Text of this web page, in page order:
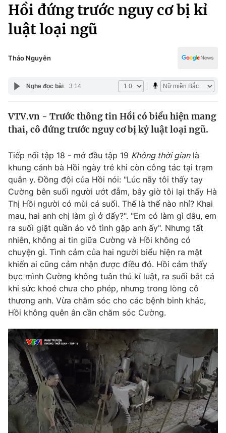
Chính trị
Xã hội
Pháp luật
Y tế
Thế giới
Thế giới đó đây
Câu chuyện quốc tế
Kinh tế
Tài chính
Thị trường
Góc doanh nghiệp
Dữ liệu và đời sống
Truyền hình
Phim VTV
Hậu trường
Nhân vật
Khán giả
Giải sao mai
Giải trí
Điện ảnh
Âm nhạc
Sao
Đời sống
Du lịch
Làm đẹp
Chất lượng cuộc sống
Giáo dục
Tuyển sinh
Học trực tuyến
Hitech Công nghệ tương lai
Sản phẩm
Thị trường
Tư vấn
Giao lưu trực tuyến
Lịch phát sóng
Chuyên mục khác
Truyền hình
Văn hóa - Giải trí
Công nghệ
Hồi đứng trước nguy cơ bị kỉ
luật loại ngũ
Thảo Nguyên
Nghe đọc bài 3:14
VTV.vn - Trước thông tin Hồi có biểu hiện mang
thai, cô đứng trước nguy cơ bị kỷ luật loại ngũ.
Tiếp nối tập 18 - mở đầu tập 19 Không thời gianlà
khung cảnh bà Hồi ngày trẻ khi còn công tác tại trạm
quân y. Đồng đội của Hồi nói: "Lúc nãy tôi thấy tay
Cường bên suối người ướt đẫm, bây giờ tôi lại thấy Hà
Thị Hồi người có mùi cá suối. Thế là thế nào nhỉ? Khai
mau, hai anh chị làm gì ở đấy?". "Em có làm gì đâu, em
ra suối giặt quần áo vô tình gặp anh ấy". Nhưng tất
nhiên, không ai tin giữa Cường và Hồi không có
chuyện gì. Tình cảm của hai người biểu hiện ra mặt
khiến ai cũng cảm nhận được điều đó. Hồi cảm thấy
bực mình Cường không tuân thủ kỉ luật, ra suối bắt cá
khi sức khoẻ chưa cho phép, nhưng trong lòng cô
thương anh. Vừa chăm sóc cho các bệnh binh khác,
Hồi không quên ân cần chăm sóc Cường.